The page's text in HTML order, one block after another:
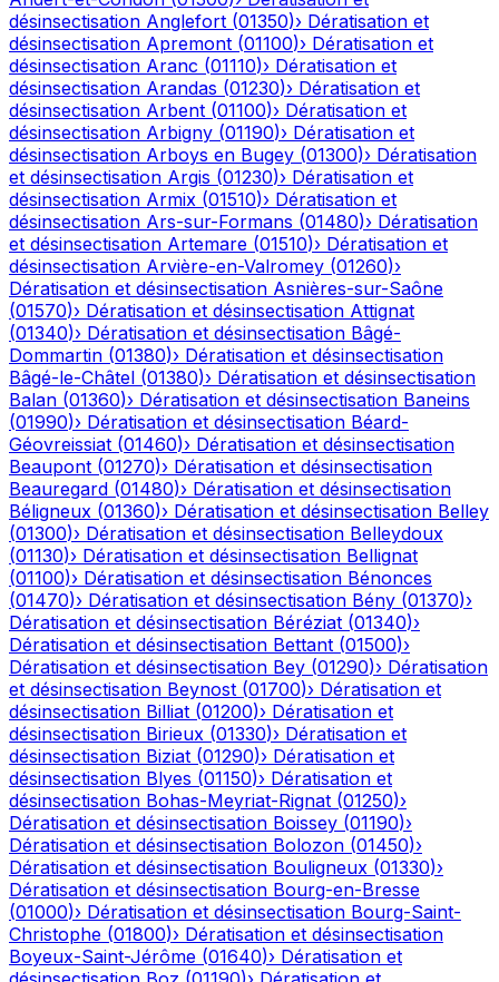
désinsectisation Anglefort (01350)› Dératisation et
désinsectisation Apremont (01100)› Dératisation et
désinsectisation Aranc (01110)› Dératisation et
désinsectisation Arandas (01230)› Dératisation et
désinsectisation Arbent (01100)› Dératisation et
désinsectisation Arbigny (01190)› Dératisation et
désinsectisation Arboys en Bugey (01300)› Dératisation
et désinsectisation Argis (01230)› Dératisation et
désinsectisation Armix (01510)› Dératisation et
désinsectisation Ars-sur-Formans (01480)› Dératisation
et désinsectisation Artemare (01510)› Dératisation et
désinsectisation Arvière-en-Valromey (01260)›
Dératisation et désinsectisation Asnières-sur-Saône
(01570)› Dératisation et désinsectisation Attignat
(01340)› Dératisation et désinsectisation Bâgé-
Dommartin (01380)› Dératisation et désinsectisation
Bâgé-le-Châtel (01380)› Dératisation et désinsectisation
Balan (01360)› Dératisation et désinsectisation Baneins
(01990)› Dératisation et désinsectisation Béard-
Géovreissiat (01460)› Dératisation et désinsectisation
Beaupont (01270)› Dératisation et désinsectisation
Beauregard (01480)› Dératisation et désinsectisation
Béligneux (01360)› Dératisation et désinsectisation Belley
(01300)› Dératisation et désinsectisation Belleydoux
(01130)› Dératisation et désinsectisation Bellignat
(01100)› Dératisation et désinsectisation Bénonces
(01470)› Dératisation et désinsectisation Bény (01370)›
Dératisation et désinsectisation Béréziat (01340)›
Dératisation et désinsectisation Bettant (01500)›
Dératisation et désinsectisation Bey (01290)› Dératisation
et désinsectisation Beynost (01700)› Dératisation et
désinsectisation Billiat (01200)› Dératisation et
désinsectisation Birieux (01330)› Dératisation et
désinsectisation Biziat (01290)› Dératisation et
désinsectisation Blyes (01150)› Dératisation et
désinsectisation Bohas-Meyriat-Rignat (01250)›
Dératisation et désinsectisation Boissey (01190)›
Dératisation et désinsectisation Bolozon (01450)›
Dératisation et désinsectisation Bouligneux (01330)›
Dératisation et désinsectisation Bourg-en-Bresse
(01000)› Dératisation et désinsectisation Bourg-Saint-
Christophe (01800)› Dératisation et désinsectisation
Boyeux-Saint-Jérôme (01640)› Dératisation et